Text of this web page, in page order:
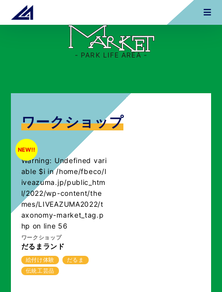
- PARK LIFE AREA -
ワークショップ
NEW!!
Warning: Undefined vari
able $i in/home/fbeco/l
iveazuma.jp/public_htm
l/2022/wp-content/the
mes/LIVEAZUMA2022/t
axonomy-market_tag.p
hp on line 56
ワークショップ
だるまランド
絵付け体験
だるま
伝統工芸品